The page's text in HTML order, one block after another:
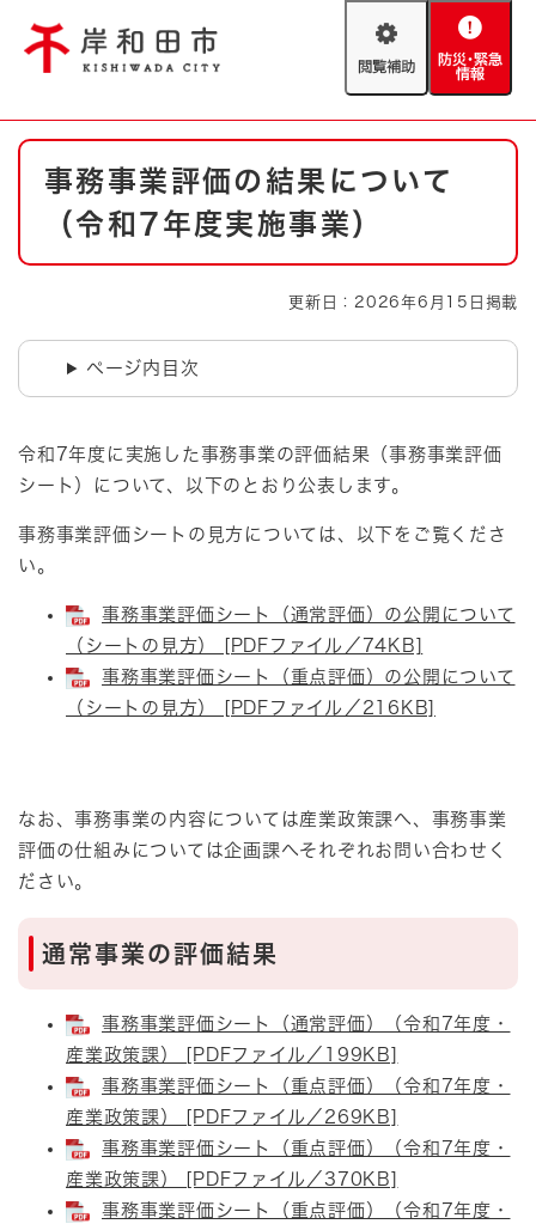
閲
助
防
緊
情
やさしい日本語
防災・緊急情報 救急・消防
ハザードマップ AED設置箇所
本
事務事業評価の結果について
（令和7年度実施事業）
更新日：2026年6月15日掲載
ページ内目次
令和7年度に実施した事務事業の評価結果（事務事業評価
シート）について、以下のとおり公表します。
事務事業評価シートの見方については、以下をご覧くださ
い。
事務事業評価シート（通常評価）の公開について
（シートの見方） [PDFファイル／74KB]
事務事業評価シート（重点評価）の公開について
（シートの見方） [PDFファイル／216KB]
なお、事務事業の内容については産業政策課へ、事務事業
評価の仕組みについては企画課へそれぞれお問い合わせく
ださい。
通常事業の評価結果
事務事業評価シート（通常評価）（令和7年度・
産業政策課） [PDFファイル／199KB]
事務事業評価シート（重点評価）（令和7年度・
産業政策課） [PDFファイル／269KB]
事務事業評価シート（重点評価）（令和7年度・
産業政策課） [PDFファイル／370KB]
事務事業評価シート（重点評価）（令和7年度・